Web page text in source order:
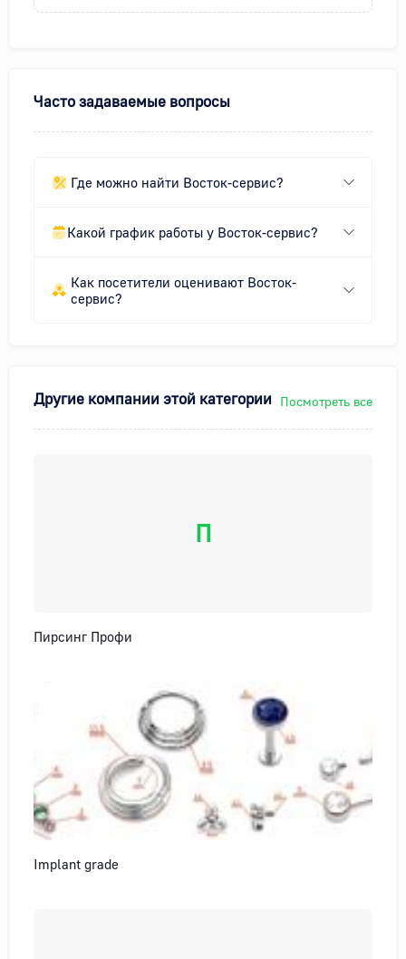
Часто задаваемые вопросы
Где можно найти Восток-сервис?
Какой график работы у Восток-сервис?
Как посетители оценивают Восток-
сервис?
Другие компании этой категории Посмотреть все
П
Пирсинг Профи
Implant grade